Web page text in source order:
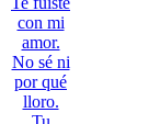
con mi
amor.
No sé ni
por qué
lloro.